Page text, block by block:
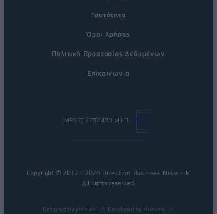
Ταυτότητα
Όροι Χρήσης
Πολιτική Προστασίας Δεδομένων
Επικοινωνία
ΜΕΛΟΣ #232470 Μ.Η.Τ.
Copyright © 2012 - 2026 Direction Business Network
All rights reserved.
Designed by nikolas Developed by Nuevvo